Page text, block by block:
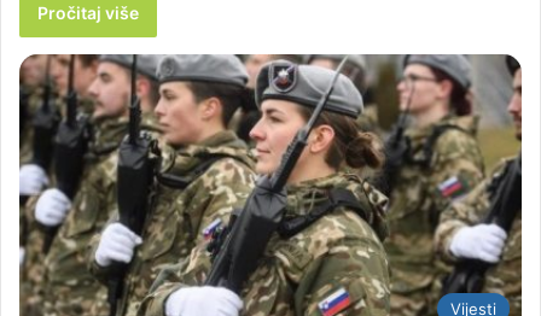
Pročitaj više
Vijesti